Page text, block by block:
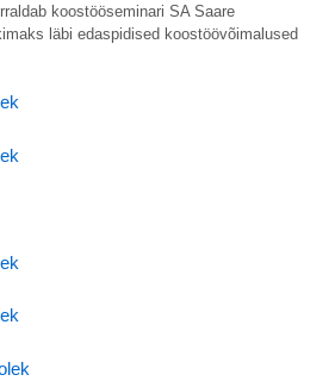
koostööseminari SA Saare
läbi edaspidised koostöövõimalused